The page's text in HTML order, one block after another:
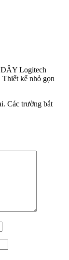
Logitech
kế nhỏ gọn
Các trường bắt